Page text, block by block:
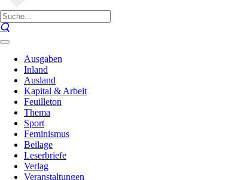
Ausgaben
Inland
Ausland
Kapital & Arbeit
Feuilleton
Thema
Sport
Feminismus
Beilage
Leserbriefe
Verlag
Veranstaltungen